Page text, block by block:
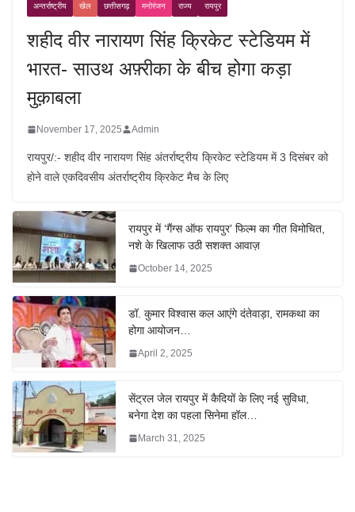
अन्तर्राष्ट्रीय खेल छत्तीसगढ़ मनोरंजन राज्य रायपुर
शहीद वीर नारायण सिंह क्रिकेट स्टेडियम में
भारत- साउथ अफ़्रीका के बीच होगा कड़ा
मुक़ाबला
November 17, 2025 Admin
रायपुर/:- शहीद वीर नारायण सिंह अंतर्राष्ट्रीय क्रिकेट स्टेडियम में 3 दिसंबर को
होने वाले एकदिवसीय अंतर्राष्ट्रीय क्रिकेट मैच के लिए
रायपुर में ‘गैंग्स ऑफ रायपुर’ फिल्म का गीत विमोचित,
नशे के खिलाफ उठी सशक्त आवाज़
October 14, 2025
डॉ. कुमार विश्वास कल आएंगे दंतेवाड़ा, रामकथा का
होगा आयोजन…
April 2, 2025
सेंट्रल जेल रायपुर में कैदियों के लिए नई सुविधा,
बनेगा देश का पहला सिनेमा हॉल…
March 31, 2025